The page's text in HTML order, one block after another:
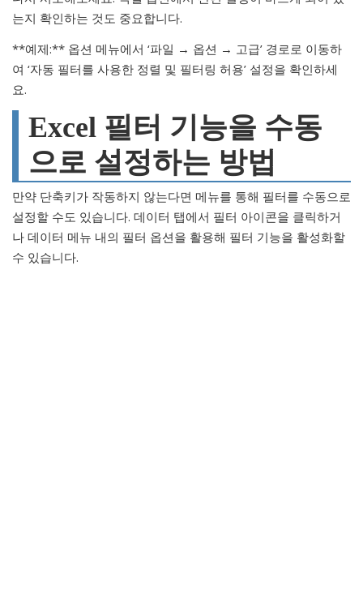
는지 확인하는 것도 중요합니다.
**예제:** 옵션 메뉴에서 ‘파일 → 옵션 → 고급’ 경로로 이동하
여 ‘자동 필터를 사용한 정렬 및 필터링 허용’ 설정을 확인하세
요.
Excel 필터 기능을 수동
으로 설정하는 방법
만약 단축키가 작동하지 않는다면 메뉴를 통해 필터를 수동으로
설정할 수도 있습니다. 데이터 탭에서 필터 아이콘을 클릭하거
나 데이터 메뉴 내의 필터 옵션을 활용해 필터 기능을 활성화할
수 있습니다.